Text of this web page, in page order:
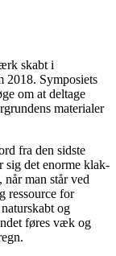
skabt i
2018. Symposiets
om at deltage
materialer
fra den sidste
sig det enorme klak-
man står ved
ressource for
og
føres væk og